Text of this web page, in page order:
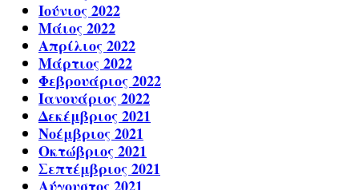
Ιούνιος 2022
Μάιος 2022
Απρίλιος 2022
Μάρτιος 2022
Φεβρουάριος 2022
Ιανουάριος 2022
Δεκέμβριος 2021
Νοέμβριος 2021
Οκτώβριος 2021
Σεπτέμβριος 2021